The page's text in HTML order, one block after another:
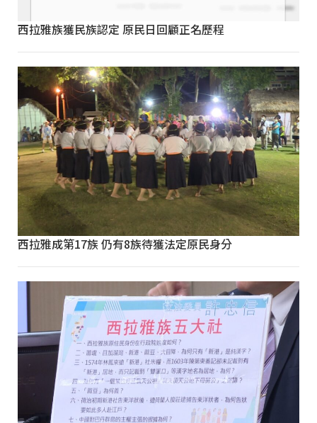
西拉雅族獲民族認定 原民日回顧正名歷程
西拉雅成第17族 仍有8族待獲法定原民身分